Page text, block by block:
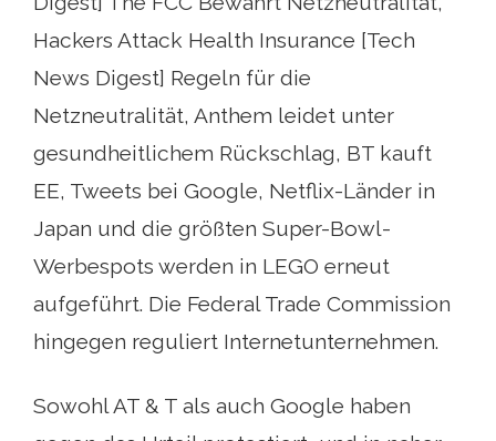
Hackers Attack Health Insurance [Tech
News Digest] Regeln für die
Netzneutralität, Anthem leidet unter
gesundheitlichem Rückschlag, BT kauft
EE, Tweets bei Google, Netflix-Länder in
Japan und die größten Super-Bowl-
Werbespots werden in LEGO erneut
aufgeführt. Die Federal Trade Commission
hingegen reguliert Internetunternehmen.
Sowohl AT & T als auch Google haben